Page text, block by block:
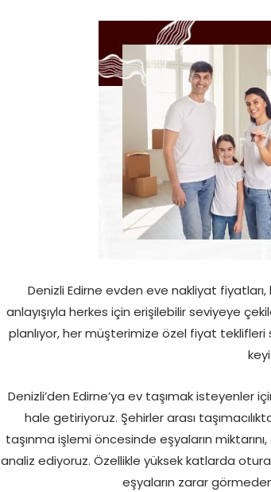
Denizli Edirne evden eve nakliyat
anlayışıyla herkes için erişilebilir seviyeye
planlıyor, her müşterimize özel fiyat teklifleri
Denizli’den Edirne’ya ev taşımak isteyenler
hale getiriyoruz. Şehirler arası
taşınma işlemi öncesinde eşyaların
analiz ediyoruz. Özellikle yüksek katlarda
eşyaların zarar